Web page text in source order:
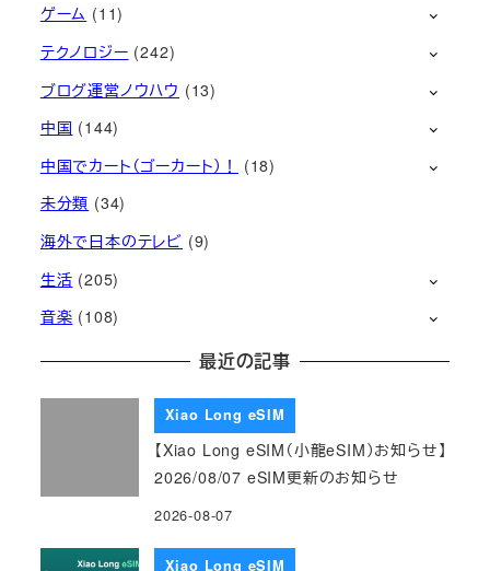
ゲーム (11)
テクノロジー (242)
ブログ運営ノウハウ (13)
中国 (144)
中国でカート（ゴーカート）！
(18)
未分類 (34)
海外で日本のテレビ (9)
生活 (205)
音楽 (108)
最近の記事
Xiao Long eSIM
【Xiao Long eSIM（小龍eSIM）お知らせ】
2026/08/07 eSIM更新のお知らせ
2026-08-07
Xiao Long eSIM